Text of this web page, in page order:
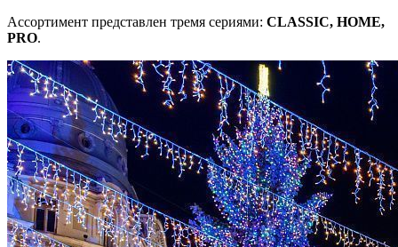
Ассортимент представлен тремя сериями: CLASSIC, HOME,
PRO.